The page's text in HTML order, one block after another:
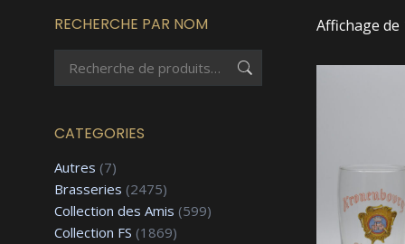
Affichage
RECHERCHE PAR NOM
CATEGORIES
Autres (7)
Brasseries (2475)
Collection des Amis (599)
Collection FS (1869)